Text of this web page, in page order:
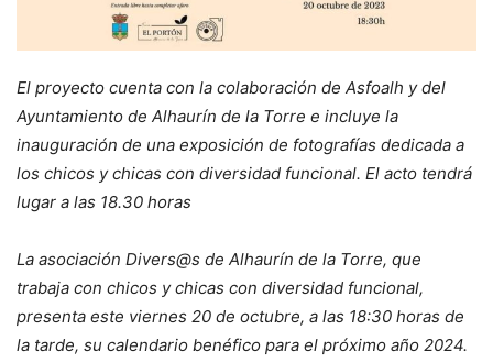
El proyecto cuenta con la colaboración de Asfoalh y del
Ayuntamiento de Alhaurín de la Torre e incluye la
inauguración de una exposición de fotografías dedicada a
los chicos y chicas con diversidad funcional. El acto tendrá
lugar a las 18.30 horas
La asociación Divers@s de Alhaurín de la Torre, que
trabaja con chicos y chicas con diversidad funcional,
presenta este viernes 20 de octubre, a las 18:30 horas de
la tarde, su calendario benéfico para el próximo año 2024.